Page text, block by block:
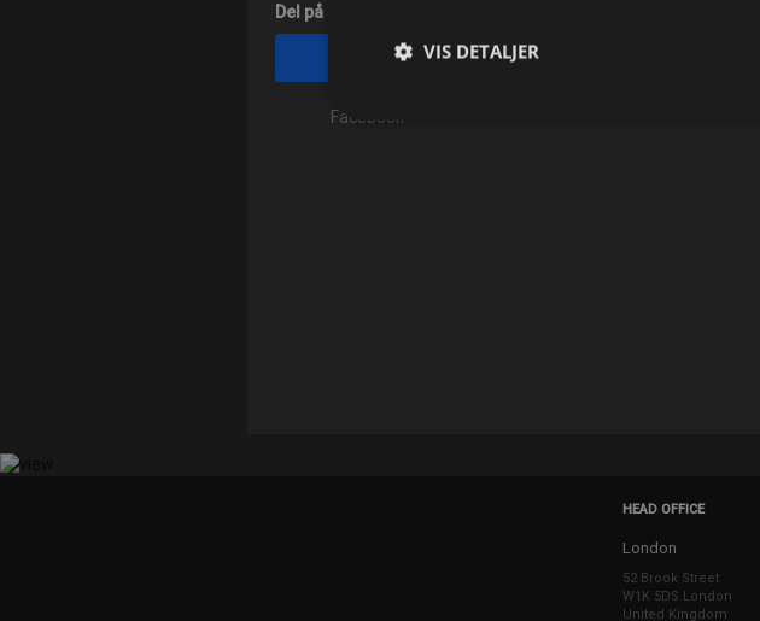
Del på
Facebook
HEAD OFFICE
London
52 Brook Street
W1K 5DS London
United Kingdom
VIS DETALJER